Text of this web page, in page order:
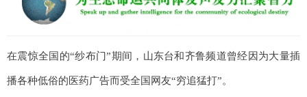
在震惊全国的“纱布门”期间，山东台和齐鲁频道曾经因为大量插
播各种低俗的医药广告而受全国网友“穷追猛打”。